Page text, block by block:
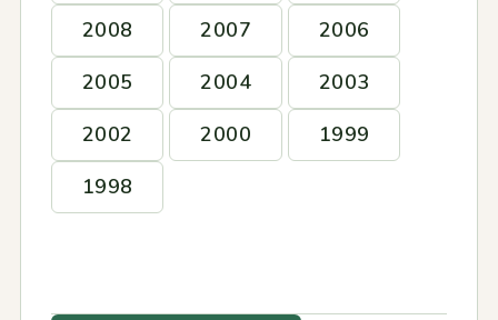
2008
2007
2006
2005
2004
2003
2002
2000
1999
1998